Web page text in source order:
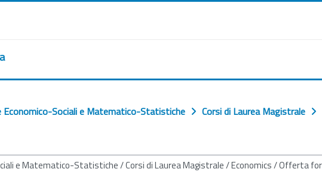
Economico-Sociali e Matematico-Statistiche Corsi di Laurea Magistrale